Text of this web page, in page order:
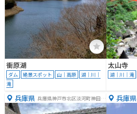
衝原湖
ダム 絶景スポット 山｜高原
湖｜川｜
滝
太山寺
湖｜川｜滝
兵庫県 兵庫県神戸市北区淡河町神田１
４３−２
兵庫県